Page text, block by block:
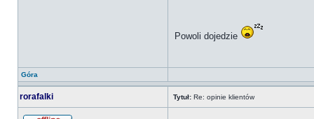
Powoli dojedzie
Góra
rorafalki Tytuł: Re: opinie klientów